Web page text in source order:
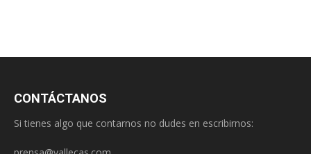
CONTÁCTANOS
Si tienes algo que contarnos no dudes en escribirnos: